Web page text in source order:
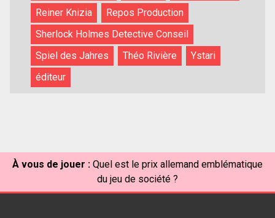
Reiner Knizia
Repos Production
Sherlock Holmes Detective Conseil
Spiel des Jahres
Théo Rivière
Ystari
éditeur
À vous de jouer : Quel est le prix allemand emblématique
du jeu de société ?